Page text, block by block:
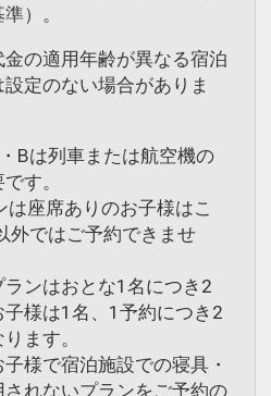
）。
の適用年齢が異なる宿泊
定のない場合がありま
Bは列車または航空機の
す。
は座席ありのお子様はこ
外ではご予約できませ
ランはおとな1名につき2
子様は1名、1予約につき2
ます。
子様で宿泊施設での寝具・
れないプランをご予約の